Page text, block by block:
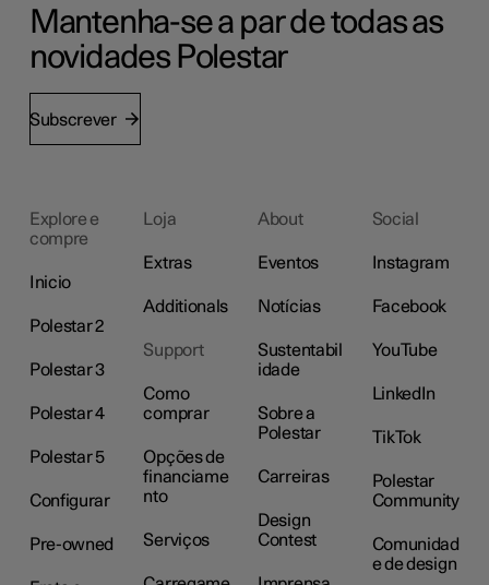
Mantenha-se a par de todas as
novidades Polestar
Subscrever
Explore e
compre
Inicio
Polestar 2
Polestar 3
Polestar 4
Polestar 5
Configurar
Pre-owned
Loja
Extras
Additionals
Support
Como
comprar
Opções de
financiame
nto
Serviços
About
Eventos
Notícias
Sustentabil
idade
Sobre a
Polestar
Carreiras
Design
Contest
Social
Instagram
Facebook
YouTube
LinkedIn
TikTok
Polestar
Community
Comunidad
e de design